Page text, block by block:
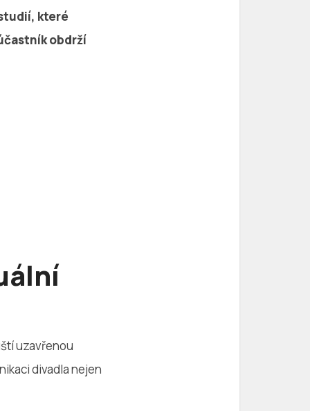
které
obdrží
uzavřenou
divadla nejen